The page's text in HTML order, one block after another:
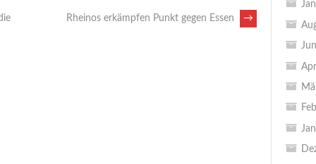
Rheinos erkämpfen Punkt gegen Essen →